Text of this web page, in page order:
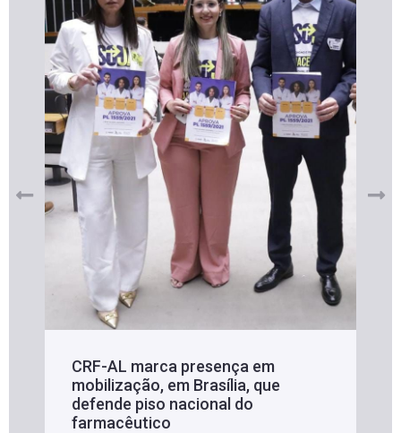
CRF-AL marca presença em
mobilização, em Brasília, que
defende piso nacional do
farmacêutico